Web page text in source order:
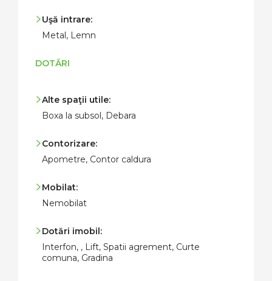
Uşă intrare:
Metal, Lemn
DOTĂRI
Alte spaţii utile:
Boxa la subsol, Debara
Contorizare:
Apometre, Contor caldura
Mobilat:
Nemobilat
Dotări imobil:
Interfon, , Lift, Spatii agrement, Curte
comuna, Gradina